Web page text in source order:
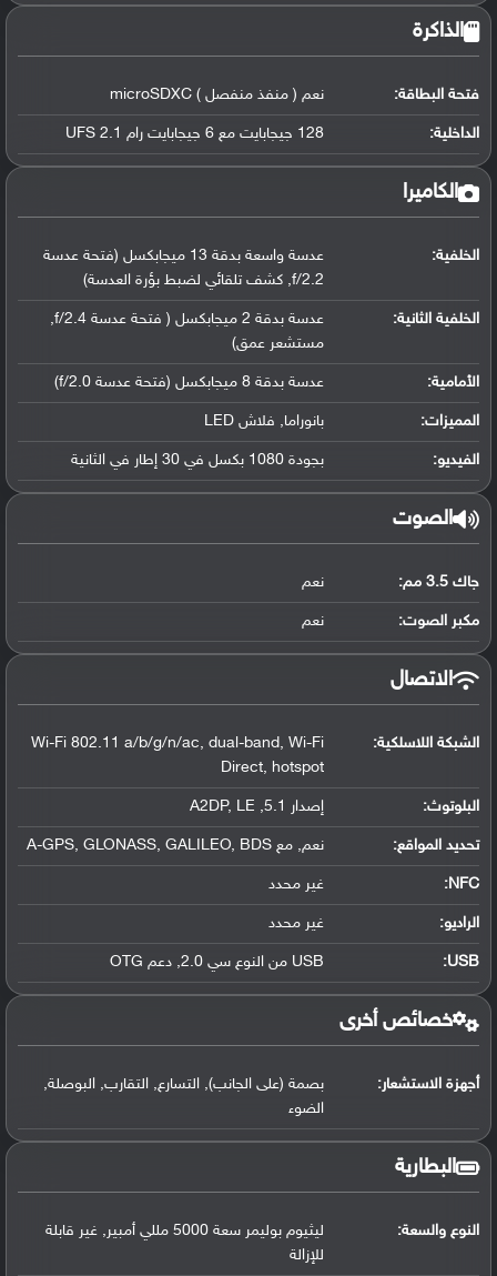
الذاكرة
فتحة البطاقة: نعم ( منفذ منفصل ) microSDXC
الداخلية: 128 جيجابايت مع 6 جيجابايت رام UFS 2.1
الكاميرا
الخلفية:
عدسة واسعة بدقة 13 ميجابكسل (فتحة عدسة
f/2.2, كشف تلقائي لضبط بؤرة العدسة)
الخلفية الثانية:
عدسة بدقة 2 ميجابكسل ( فتحة عدسة f/2.4,
مستشعر عمق)
الأمامية: عدسة بدقة 8 ميجابكسل (فتحة عدسة f/2.0)
المميزات: بانوراما, فلاش LED
الفيديو: بجودة 1080 بكسل في 30 إطار في الثانية
الصوت
جاك 3.5 مم: نعم
مكبر الصوت: نعم
الاتصال
الشبكة اللاسلكية:
Wi-Fi 802.11 a/b/g/n/ac, dual-band, Wi-Fi
Direct, hotspot
البلوتوث: إصدار 5.1, A2DP, LE
تحديد المواقع: نعم, مع A-GPS, GLONASS, GALILEO, BDS
NFC
: غير محدد
الراديو: غير محدد
USB
: USB من النوع سي 2.0, دعم OTG
خصائص أخرى
أجهزة الاستشعار:
بصمة (على الجانب), التسارع, التقارب, البوصلة,
الضوء
البطارية
النوع والسعة:
ليثيوم بوليمر سعة 5000 مللي أمبير, غير قابلة
للإزالة